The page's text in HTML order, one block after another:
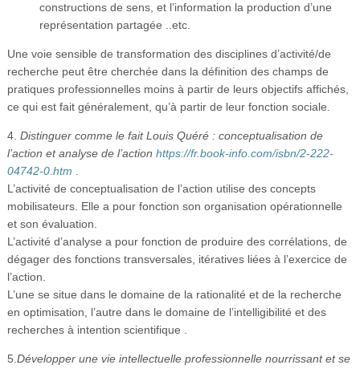
constructions de sens, et l’information la production d’une
représentation partagée ..etc.
Une voie sensible de transformation des disciplines d’activité/de
recherche peut être cherchée dans la définition des champs de
pratiques professionnelles moins à partir de leurs objectifs affichés,
ce qui est fait généralement, qu’à partir de leur fonction sociale.
4. Distinguer comme le fait Louis Quéré : conceptualisation de
l’action et analyse de l’action https://fr.book-info.com/isbn/2-222-
04742-0.htm .
L’activité de conceptualisation de l’action utilise des concepts
mobilisateurs. Elle a pour fonction son organisation opérationnelle
et son évaluation.
L’activité d’analyse a pour fonction de produire des corrélations, de
dégager des fonctions transversales, itératives liées à l’exercice de
l’action.
L’une se situe dans le domaine de la rationalité et de la recherche
en optimisation, l’autre dans le domaine de l’intelligibilité et des
recherches à intention scientifique .
5.Développer une vie intellectuelle professionnelle nourrissant et se